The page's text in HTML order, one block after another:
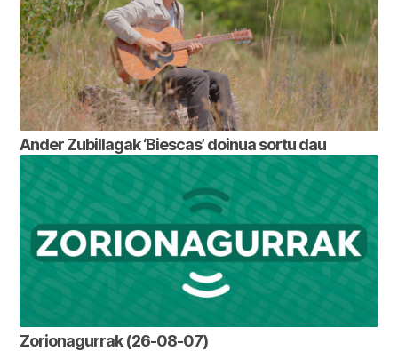
Ander Zubillagak ‘Biescas’ doinua sortu dau
Zorionagurrak (26-08-07)